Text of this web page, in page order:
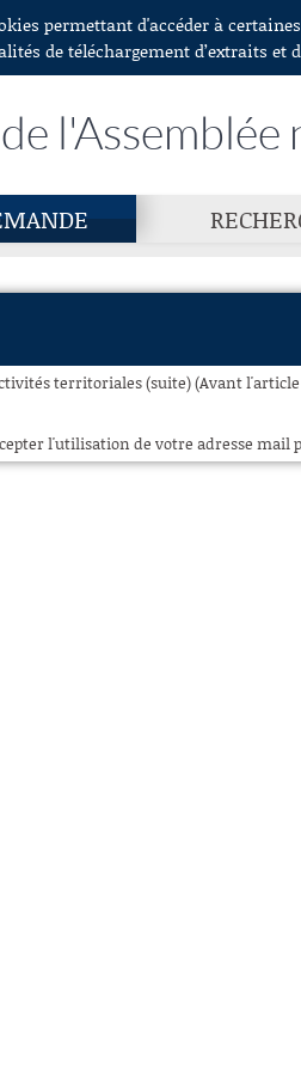
permettant d'accéder à
de téléchargement d’extraits et
l'Assemblée
territoriales (suite) (Avant l'article
l'utilisation de votre adresse mail